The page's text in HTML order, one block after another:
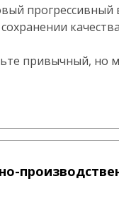
привычный, но